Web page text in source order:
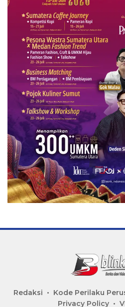
Redaksi Kode Perilaku
Privacy Policy